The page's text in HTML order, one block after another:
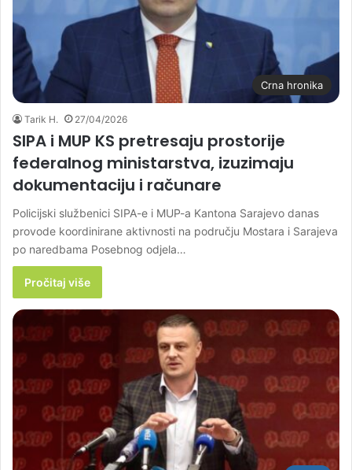
Crna hronika
Tarik H. 27/04/2026
SIPA i MUP KS pretresaju prostorije
federalnog ministarstva, izuzimaju
dokumentaciju i računare
Policijski službenici SIPA-e i MUP-a Kantona Sarajevo danas
provode koordinirane aktivnosti na području Mostara i Sarajeva
po naredbama Posebnog odjela…
Pročitaj više